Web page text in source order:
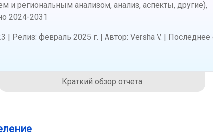
и региональным анализом, анализ, аспекты, другие),
2024-2031
| Релиз: февраль 2025 г. | Автор: Versha V. | Последнее
Краткий обзор отчета